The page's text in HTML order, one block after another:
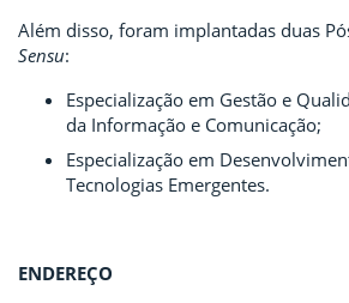
Além disso, foram implantadas duas
Sensu:
Especialização em Gestão e
da Informação e Comunicação;
Especialização em
Tecnologias Emergentes.
ENDEREÇO